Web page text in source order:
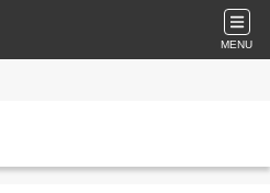
MENU